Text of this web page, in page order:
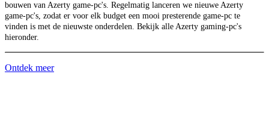
bouwen van Azerty game-pc's. Regelmatig lanceren we nieuwe Azerty
game-pc's, zodat er voor elk budget een mooi presterende game-pc te
vinden is met de nieuwste onderdelen. Bekijk alle Azerty gaming-pc's
hieronder.
Ontdek meer